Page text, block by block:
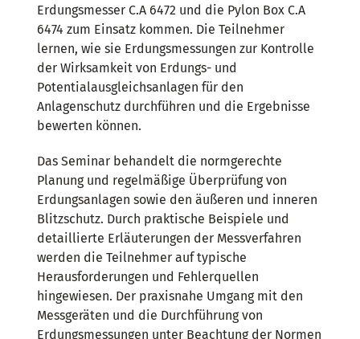
Erdungsmesser C.A 6472 und die Pylon Box C.A
6474 zum Einsatz kommen. Die Teilnehmer
lernen, wie sie Erdungsmessungen zur Kontrolle
der Wirksamkeit von Erdungs- und
Potentialausgleichsanlagen für den
Anlagenschutz durchführen und die Ergebnisse
bewerten können.
Das Seminar behandelt die normgerechte
Planung und regelmäßige Überprüfung von
Erdungsanlagen sowie den äußeren und inneren
Blitzschutz. Durch praktische Beispiele und
detaillierte Erläuterungen der Messverfahren
werden die Teilnehmer auf typische
Herausforderungen und Fehlerquellen
hingewiesen. Der praxisnahe Umgang mit den
Messgeräten und die Durchführung von
Erdungsmessungen unter Beachtung der Normen